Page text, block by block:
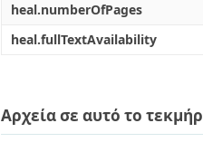
heal.numberOfPages
heal.fullTextAvailability
Αρχεία σε αυτό το